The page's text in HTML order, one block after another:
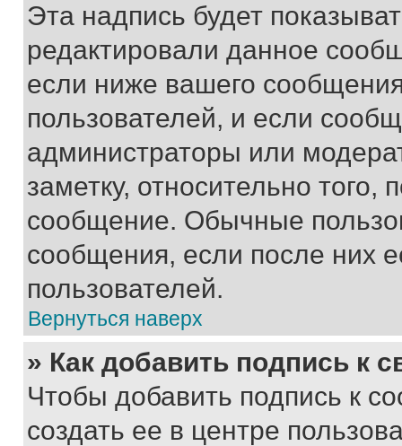
Эта надпись будет
редактировали данное
если ниже вашего
пользователей, и если
администраторы или
заметку, относительно
сообщение. Обычные
сообщения, если после них
пользователей.
Вернуться наверх
» Как добавить подпись к
Чтобы добавить подпись к
создать ее в центре